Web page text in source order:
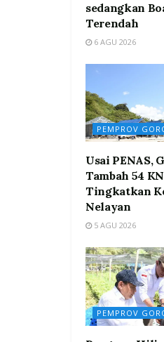
sedangkan
Terendah
6 AGU 2026
PEMPROV
Usai PENAS,
Tambah 54
Tingkatkan
Nelayan
5 AGU 2026
PEMPROV